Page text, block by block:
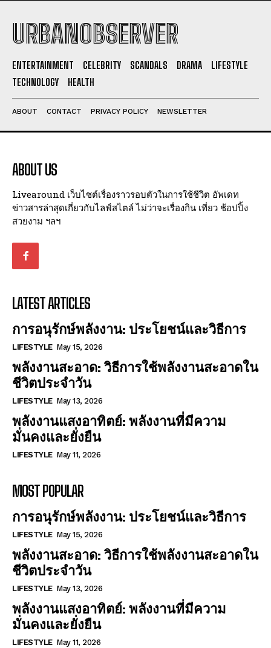
I WANT IN
I've read and accept the
URBANOBSERVER
ENTERTAINMENT CELEBRITY SCANDALS DRAMA
LIFESTYLE
TECHNOLOGY
HEALTH
ABOUT CONTACT PRIVACY POLICY NEWSLETTER
ABOUT US
Livearound เว็บไซต์เรื่องราวรอบตัวในการใช้ชีวิต อัพเดท
ข่าวสารล่าสุดเกี่ยวกับไลฟ์สไตล์ ไม่ว่าจะเรื่องกิน เที่ยว ช้อปปิ้ง
สวยงาม ฯลฯ
LATEST ARTICLES
การอนุรักษ์พลังงาน: ประโยชน์และวิธีการ
LIFESTYLE May 15, 2026
พลังงานสะอาด: วิธีการใช้พลังงานสะอาดใน
ชีวิตประจำวัน
LIFESTYLE May 13, 2026
พลังงานแสงอาทิตย์: พลังงานที่มีความ
มั่นคงและยั่งยืน
LIFESTYLE May 11, 2026
MOST POPULAR
การอนุรักษ์พลังงาน: ประโยชน์และวิธีการ
LIFESTYLE May 15, 2026
พลังงานสะอาด: วิธีการใช้พลังงานสะอาดใน
ชีวิตประจำวัน
LIFESTYLE May 13, 2026
พลังงานแสงอาทิตย์: พลังงานที่มีความ
มั่นคงและยั่งยืน
LIFESTYLE May 11, 2026